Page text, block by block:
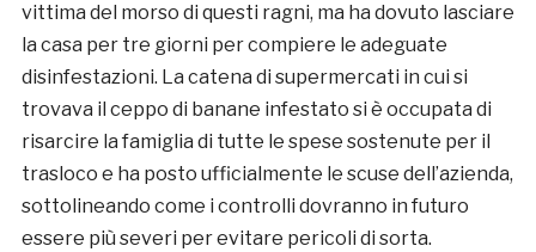
vittima del morso di questi ragni, ma ha dovuto lasciare
la casa per tre giorni per compiere le adeguate
disinfestazioni. La catena di supermercati in cui si
trovava il ceppo di banane infestato si è occupata di
risarcire la famiglia di tutte le spese sostenute per il
trasloco e ha posto ufficialmente le scuse dell’azienda,
sottolineando come i controlli dovranno in futuro
essere più severi per evitare pericoli di sorta.